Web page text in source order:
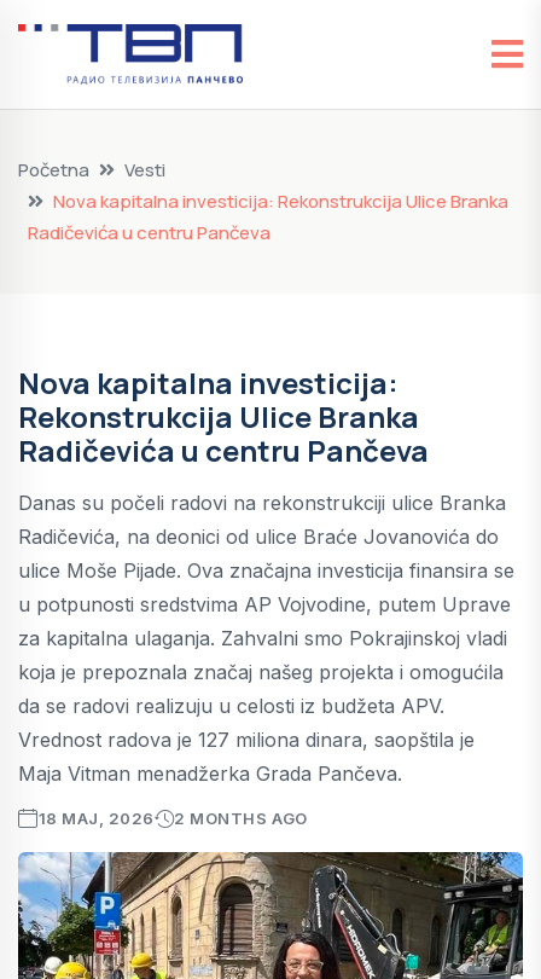
Početna
Vesti
Nova kapitalna investicija: Rekonstrukcija Ulice Branka
Radičevića u centru Pančeva
Nova kapitalna investicija:
Rekonstrukcija Ulice Branka
Radičevića u centru Pančeva
Danas su počeli radovi na rekonstrukciji ulice Branka
Radičevića, na deonici od ulice Braće Jovanovića do
ulice Moše Pijade. Ova značajna investicija finansira se
u potpunosti sredstvima AP Vojvodine, putem Uprave
za kapitalna ulaganja. Zahvalni smo Pokrajinskoj vladi
koja je prepoznala značaj našeg projekta i omogućila
da se radovi realizuju u celosti iz budžeta APV.
Vrednost radova je 127 miliona dinara, saopštila je
Maja Vitman menadžerka Grada Pančeva.
18 MAJ, 2026 2 MONTHS AGO